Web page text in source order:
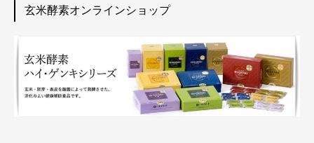
玄米酵素オンラインショップ